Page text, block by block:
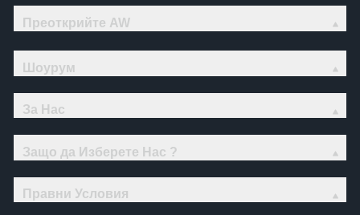
Преоткрийте AW
Шоурум
За Нас
Защо да Изберете Нас ?
Правни Условия